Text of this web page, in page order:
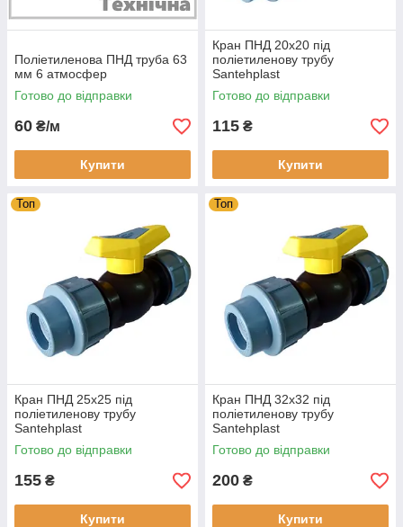
Поліетиленова ПНД труба 63
мм 6 атмосфер
Готово до відправки
60 ₴/м
Купити
Кран ПНД 20х20 під
поліетиленову трубу
Santehplast
Готово до відправки
115 ₴
Купити
Топ
Кран ПНД 25х25 під
поліетиленову трубу
Santehplast
Готово до відправки
155 ₴
Купити
Топ
Кран ПНД 32х32 під
поліетиленову трубу
Santehplast
Готово до відправки
200 ₴
Купити